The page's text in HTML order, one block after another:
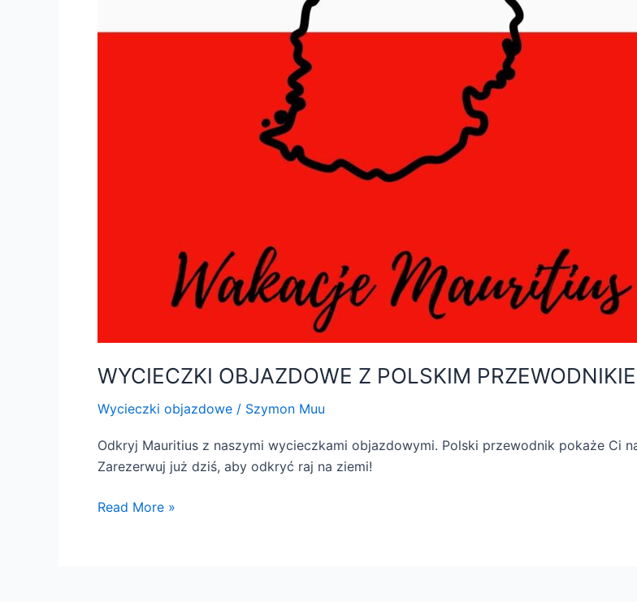
WYCIECZKI OBJAZDOWE Z POLSKIM
Wycieczki objazdowe / Szymon Muu
Odkryj Mauritius z naszymi wycieczkami objazdowymi. Polski przewodnik pokaże Ci
Zarezerwuj już dziś, aby odkryć raj na ziemi!
Read More »